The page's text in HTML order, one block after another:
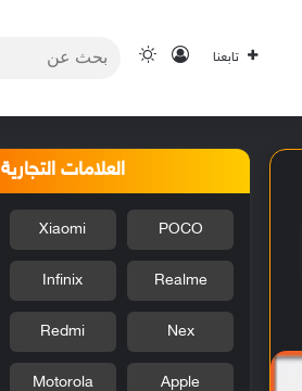
تابعنا تسجيل الدخول
الوضع المظلم
العلامات التجارية
POCO
Xiaomi
Realme
Infinix
Nex
Redmi
Apple
Motorola